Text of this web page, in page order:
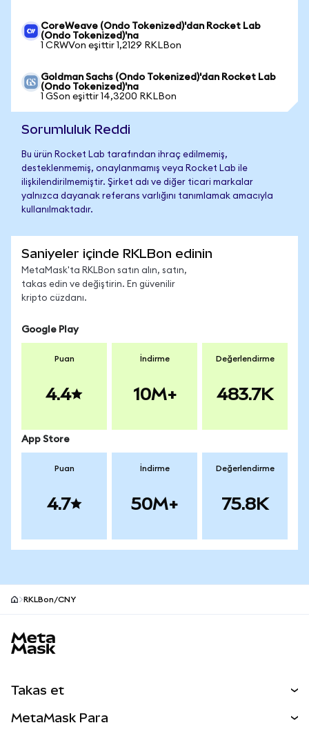
CoreWeave (Ondo Tokenized)'dan Rocket Lab
(Ondo Tokenized)'na
1 CRWVon eşittir 1,2129 RKLBon
Goldman Sachs (Ondo Tokenized)'dan Rocket Lab
(Ondo Tokenized)'na
1 GSon eşittir 14,3200 RKLBon
Sorumluluk Reddi
Bu ürün Rocket Lab tarafından ihraç edilmemiş,
desteklenmemiş, onaylanmamış veya Rocket Lab ile
ilişkilendirilmemiştir. Şirket adı ve diğer ticari markalar
yalnızca dayanak referans varlığını tanımlamak amacıyla
kullanılmaktadır.
Saniyeler içinde RKLBon edinin
MetaMask'ta RKLBon satın alın, satın,
takas edin ve değiştirin. En güvenilir
kripto cüzdanı.
Google Play
Puan
4.4
İndirme
10M+
Değerlendirme
483.7K
App Store
Puan
4.7
İndirme
50M+
Değerlendirme
75.8K
RKLBon/CNY
Takas et
MetaMask Para